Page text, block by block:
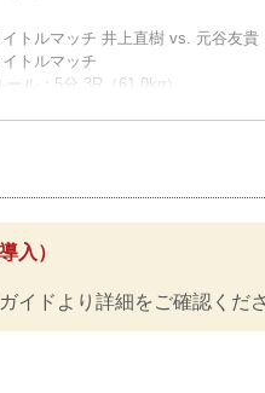
トルマッチ 井上直樹 vs. 元谷友貴
トルマッチ
ル：5分 3R（61.0kg）
ボ vs. 野村駿太
ール：5分 3R（71.0kg）
ボ vs. 野村駿太
ライル vs. 泉武志
ール：...
入）
イドより詳細をご確認くだ